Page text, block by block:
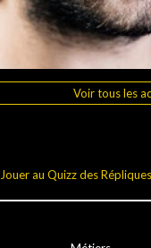
Voir tous les
Jouer au Quizz des